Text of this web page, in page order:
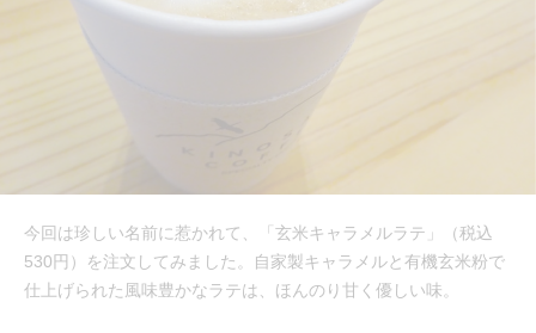
今回は珍しい名前に惹かれて、「玄米キャラメルラテ」（税込
530円）を注文してみました。自家製キャラメルと有機玄米粉で
仕上げられた風味豊かなラテは、ほんのり甘く優しい味。